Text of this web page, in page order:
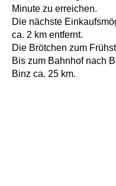
Minute zu erreichen.
Die nächste
ca. 2 km entfernt.
Die Brötchen zum
Bis zum Bahnhof nach
Binz ca. 25 km.